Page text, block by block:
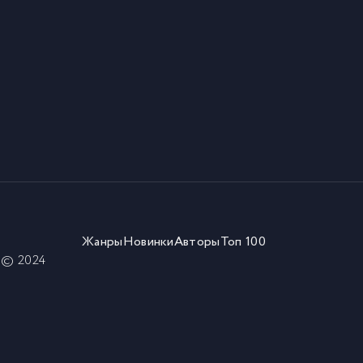
ЖанрыНовинкиАвторыТоп 100
2024